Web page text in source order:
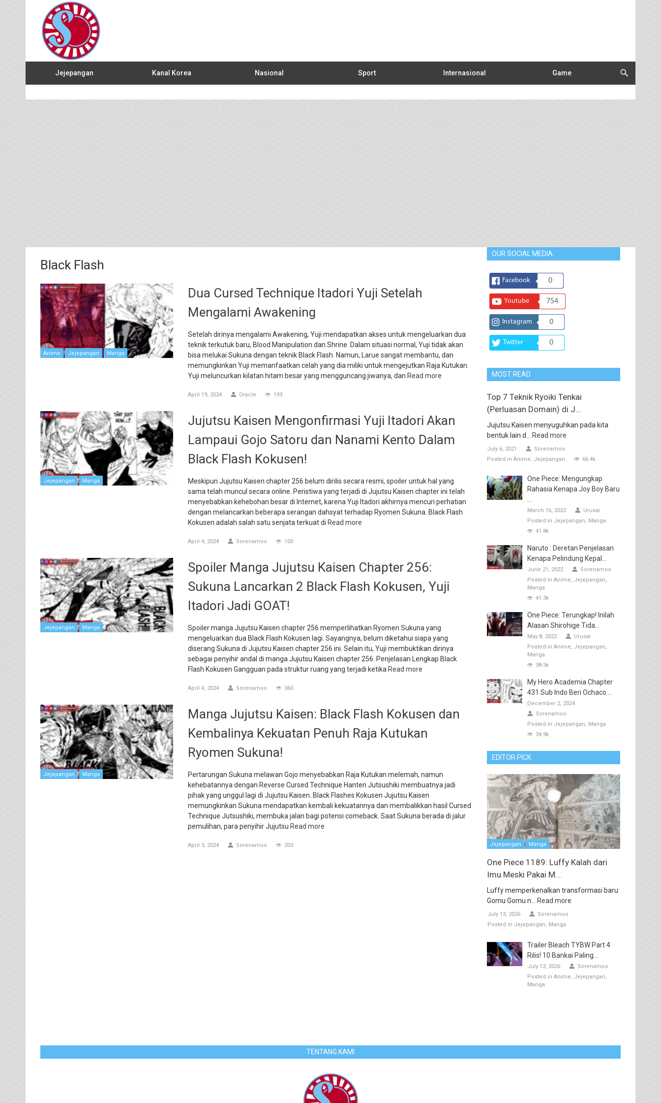
Jejepangan Kanal Korea Nasional Sport Internasional Game
Black Flash
Anime Jejepangan Manga
Dua Cursed Technique Itadori Yuji Setelah
Mengalami Awakening
Setelah dirinya mengalami Awakening, Yuji mendapatkan akses untuk mengeluarkan dua
teknik terkutuk baru, Blood Manipulation dan Shrine. Dalam situasi normal, Yuji tidak akan
bisa melukai Sukuna dengan teknik Black Flash. Namun, Larue sangat membantu, dan
memungkinkan Yuji memanfaatkan celah yang dia miliki untuk mengejutkan Raja Kutukan.
Yuji meluncurkan kilatan hitam besar yang mengguncang jiwanya, dan Read more
April 19, 2024 Oracle 193
Jejepangan Manga
Jujutsu Kaisen Mengonfirmasi Yuji Itadori Akan
Lampaui Gojo Satoru dan Nanami Kento Dalam
Black Flash Kokusen!
Meskipun Jujutsu Kaisen chapter 256 belum dirilis secara resmi, spoiler untuk hal yang
sama telah muncul secara online. Peristiwa yang terjadi di Jujutsu Kaisen chapter ini telah
menyebabkan kehebohan besar di Internet, karena Yuji Itadori akhirnya mencuri perhatian
dengan melancarkan beberapa serangan dahsyat terhadap Ryomen Sukuna. Black Flash
Kokusen adalah salah satu senjata terkuat di Read more
April 4, 2024 Sorenamoo 100
Jejepangan Manga
Spoiler Manga Jujutsu Kaisen Chapter 256:
Sukuna Lancarkan 2 Black Flash Kokusen, Yuji
Itadori Jadi GOAT!
Spoiler manga Jujutsu Kaisen chapter 256 memperlihatkan Ryomen Sukuna yang
mengeluarkan dua Black Flash Kokusen lagi. Sayangnya, belum diketahui siapa yang
diserang Sukuna di Jujutsu Kaisen chapter 256 ini. Selain itu, Yuji membuktikan dirinya
sebagai penyihir andal di manga Jujutsu Kaisen chapter 256. Penjelasan Lengkap Black
Flash Kokusen Gangguan pada struktur ruang yang terjadi ketika Read more
April 4, 2024 Sorenamoo 360
Jejepangan Manga
Manga Jujutsu Kaisen: Black Flash Kokusen dan
Kembalinya Kekuatan Penuh Raja Kutukan
Ryomen Sukuna!
Pertarungan Sukuna melawan Gojo menyebabkan Raja Kutukan melemah, namun
kehebatannya dengan Reverse Cursed Technique Hanten Jutsushiki membuatnya jadi
pihak yang unggul lagi di Jujutsu Kaisen. Black Flashes Kokusen Jujutsu Kaisen
memungkinkan Sukuna mendapatkan kembali kekuatannya dan membalikkan hasil Cursed
Technique Jutsushiki, membuka jalan bagi potensi comeback. Saat Sukuna berada di jalur
pemulihan, para penyihir Jujutsu Read more
April 3, 2024 Sorenamoo 203
OUR SOCIAL MEDIA
Facebook 0
Youtube 754
Instagram 0
Twitter 0
MOST READ
Top 7 Teknik Ryoiki Tenkai
(Perluasan Domain) di J...
Jujutsu Kaisen menyuguhkan pada kita
bentuk lain d...
Read more
July 6, 2021
Sorenamoo
Posted in Anime Jejepangan 66.4k
One Piece: Mengungkap
Rahasia Kenapa Joy Boy Baru
March 16, 2022
Urusai
Posted in Jejepangan
Manga
41.8k
Naruto : Deretan Penjelasan
Kenapa Pelindung Kepal...
June 21, 2022
Sorenamoo
Posted in Anime
Jejepangan
Manga
41.3k
One Piece: Terungkap! Inilah
Alasan Shirohige Tida...
May 8, 2022
Urusai
Posted in Anime
Jejepangan
Manga
38.5k
My Hero Academia Chapter
431 Sub Indo Beri Ochaco ...
December 2, 2024
Sorenamoo
Posted in Jejepangan
Manga
34.9k
EDITOR PICK
Jejepangan Manga
One Piece 1189: Luffy Kalah dari
Imu Meski Pakai M...
Luffy memperkenalkan transformasi baru
Gomu Gomu n...
Read more
July 13, 2026
Sorenamoo
Posted in Jejepangan Manga
Trailer Bleach TYBW Part 4
Rilis! 10 Bankai Paling...
July 13, 2026
Sorenamoo
Posted in Anime
Jejepangan
Manga
TENTANG KAMI